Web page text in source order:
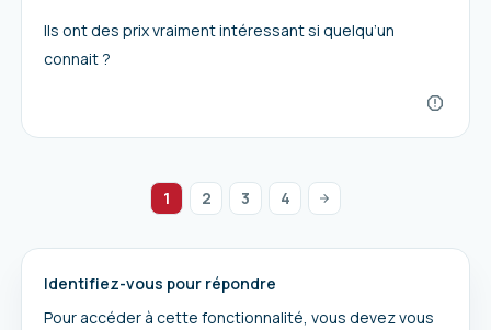
Ils ont des prix vraiment intéressant si quelqu’un
connait ?
1 2 3 4
Identifiez-vous pour répondre
Pour accéder à cette fonctionnalité, vous devez vous